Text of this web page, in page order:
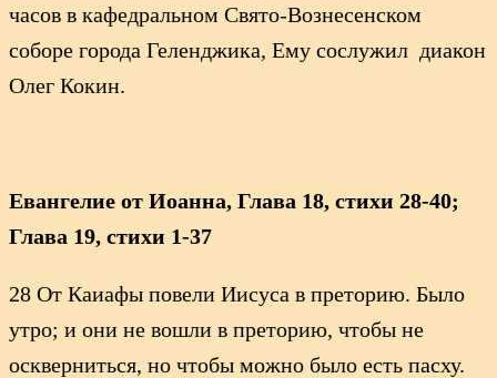
часов в кафедральном Свято-Вознесенском
соборе города Геленджика, Eму сослужил диакон
Олег Кокин.
Евангелие от Иоанна, Глава 18, стихи 28-40;
Глава 19, стихи 1-37
28 От Каиафы повели Иисуса в преторию. Было
утро; и они не вошли в преторию, чтобы не
оскверниться, но чтобы можно было есть пасху.